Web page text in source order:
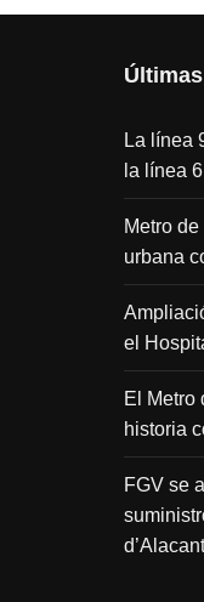
La línea
la línea
Metro
urbana
el
El Metro
historia
FGV se
d’Alacant